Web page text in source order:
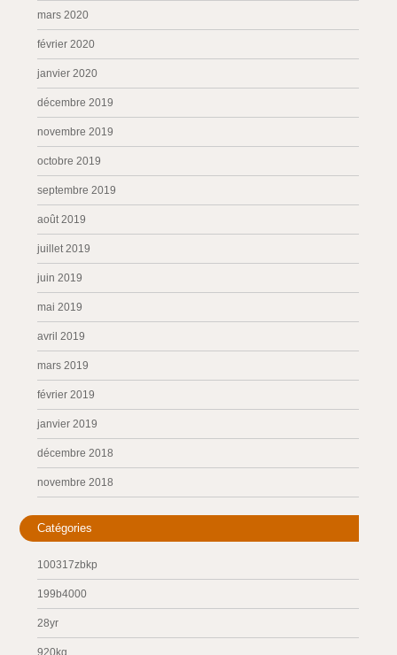
mars 2020
février 2020
janvier 2020
décembre 2019
novembre 2019
octobre 2019
septembre 2019
août 2019
juillet 2019
juin 2019
mai 2019
avril 2019
mars 2019
février 2019
janvier 2019
décembre 2018
novembre 2018
Catégories
100317zbkp
199b4000
28yr
920kg